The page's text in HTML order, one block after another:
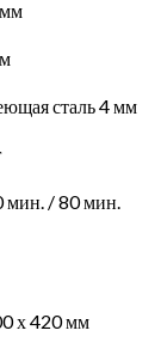
сталь 4 мм
мин. / 80 мин.
х 420 мм